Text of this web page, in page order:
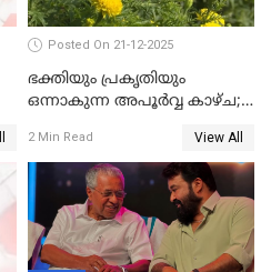
Posted On 21-12-2025
ഭക്തിയും പ്രകൃതിയും
ഒന്നാകുന്ന അപൂര്‍വ്വ കാഴ്ച;
കാഴ്ചാനുഭവമൊരുക്കി
ശബരീ നന്ദനം
2 Min Read View All